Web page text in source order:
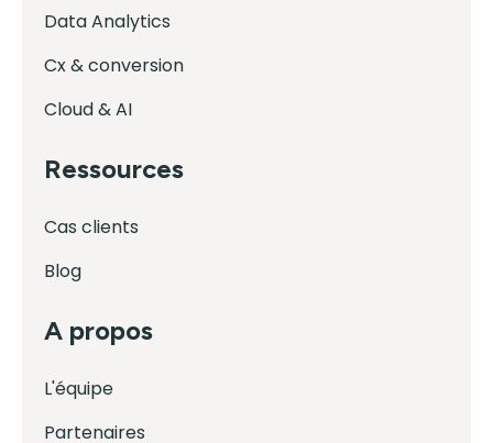
Data Analytics
Cx & conversion
Cloud & AI
Ressources
Cas clients
Blog
A propos
L'équipe
Partenaires